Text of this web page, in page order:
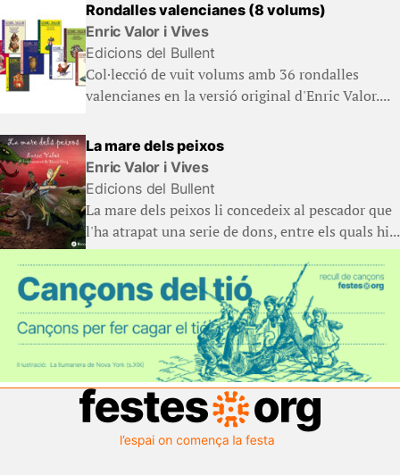
Rondalles valencianes (8 volums)
Enric Valor i Vives
Edicions del Bullent
Col·lecció de vuit volums amb 36 rondalles
valencianes en la versió original d'Enric Valor....
La mare dels peixos
Enric Valor i Vives
Edicions del Bullent
La mare dels peixos li concedeix al pescador que
l'ha atrapat una serie de dons, entre els quals hi...